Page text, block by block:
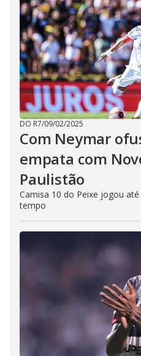
DO R7/09/02/2025
Com Neymar
empata com
Paulistão
Camisa 10 do Peixe jogou
tempo